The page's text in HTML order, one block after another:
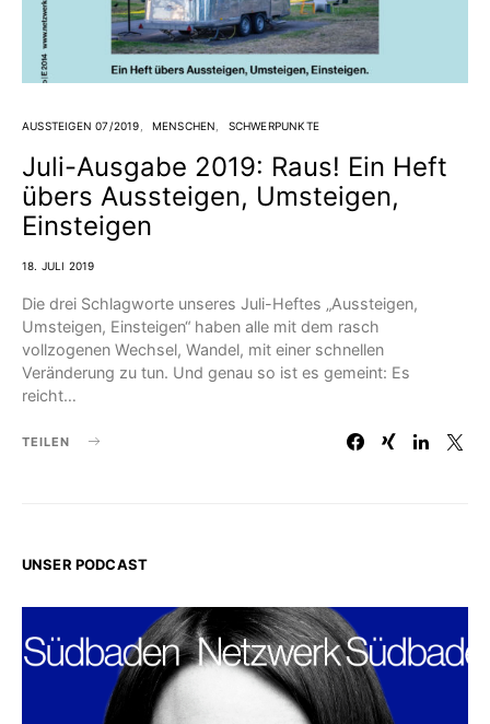
AUSSTEIGEN 07/2019 MENSCHEN SCHWERPUNKTE
Juli-Ausgabe 2019: Raus! Ein Heft
übers Aussteigen, Umsteigen,
Einsteigen
18. JULI 2019
Die drei Schlagworte unseres Juli-Heftes „Aussteigen,
Umsteigen, Einsteigen“ haben alle mit dem rasch
vollzogenen Wechsel, Wandel, mit einer schnellen
Veränderung zu tun. Und genau so ist es gemeint: Es
reicht…
TEILEN
UNSER PODCAST